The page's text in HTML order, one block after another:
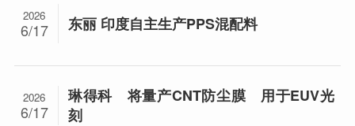
东丽 印度自主生产PPS混配料
2026
6/17
琳得科 将量产CNT防尘膜 用于EUV光
刻
2026
6/17